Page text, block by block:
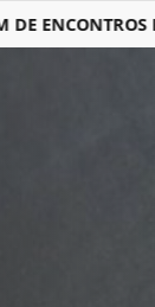
EM